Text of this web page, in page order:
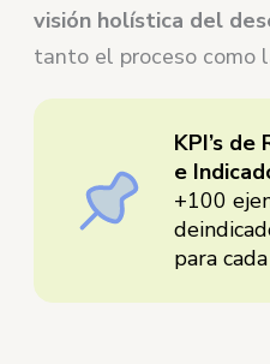
visión holística del
tanto el proceso como
KPI’s de
e
+100
para